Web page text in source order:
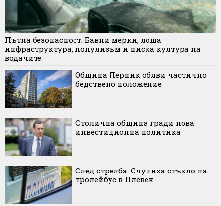
Пътна безопасност: Бавни мерки, лоша
инфраструктура, популизъм и ниска култура на
водачите
Община Перник обяви частично
бедствено положение
Столична община гради нова
инвестиционна политика
След стрелба: Счупиха стъкло на
тролейбус в Плевен